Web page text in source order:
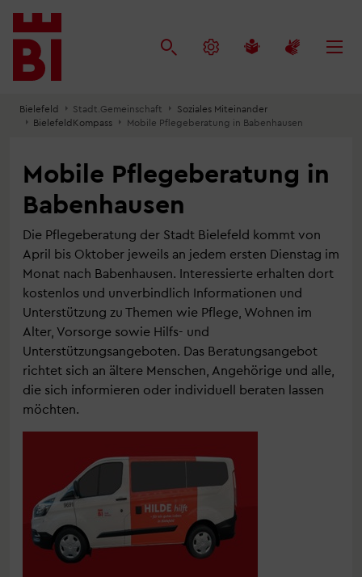
Inhalt
anspringen
Menü
anspringen
Suche
anspringen
Bielefeld Stadt.Gemeinschaft
Soziales Miteinander
BielefeldKompass
Mobile Pflegeberatung in Babenhausen
Mobile Pflegeberatung in
Babenhausen
Die Pflegeberatung der Stadt Bielefeld kommt von
April bis Oktober jeweils an jedem ersten Dienstag im
Monat nach Babenhausen. Interessierte erhalten dort
kostenlos und unverbindlich Informationen und
Unterstützung zu Themen wie Pflege, Wohnen im
Alter, Vorsorge sowie Hilfs- und
Unterstützungsangeboten. Das Beratungsangebot
richtet sich an ältere Menschen, Angehörige und alle,
die sich informieren oder individuell beraten lassen
möchten.